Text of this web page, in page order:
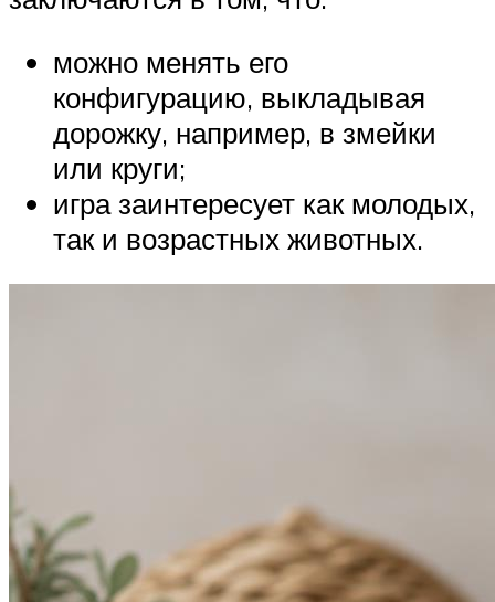
можно менять его
конфигурацию, выкладывая
дорожку, например, в змейки
или круги;
игра заинтересует как молодых,
так и возрастных животных.